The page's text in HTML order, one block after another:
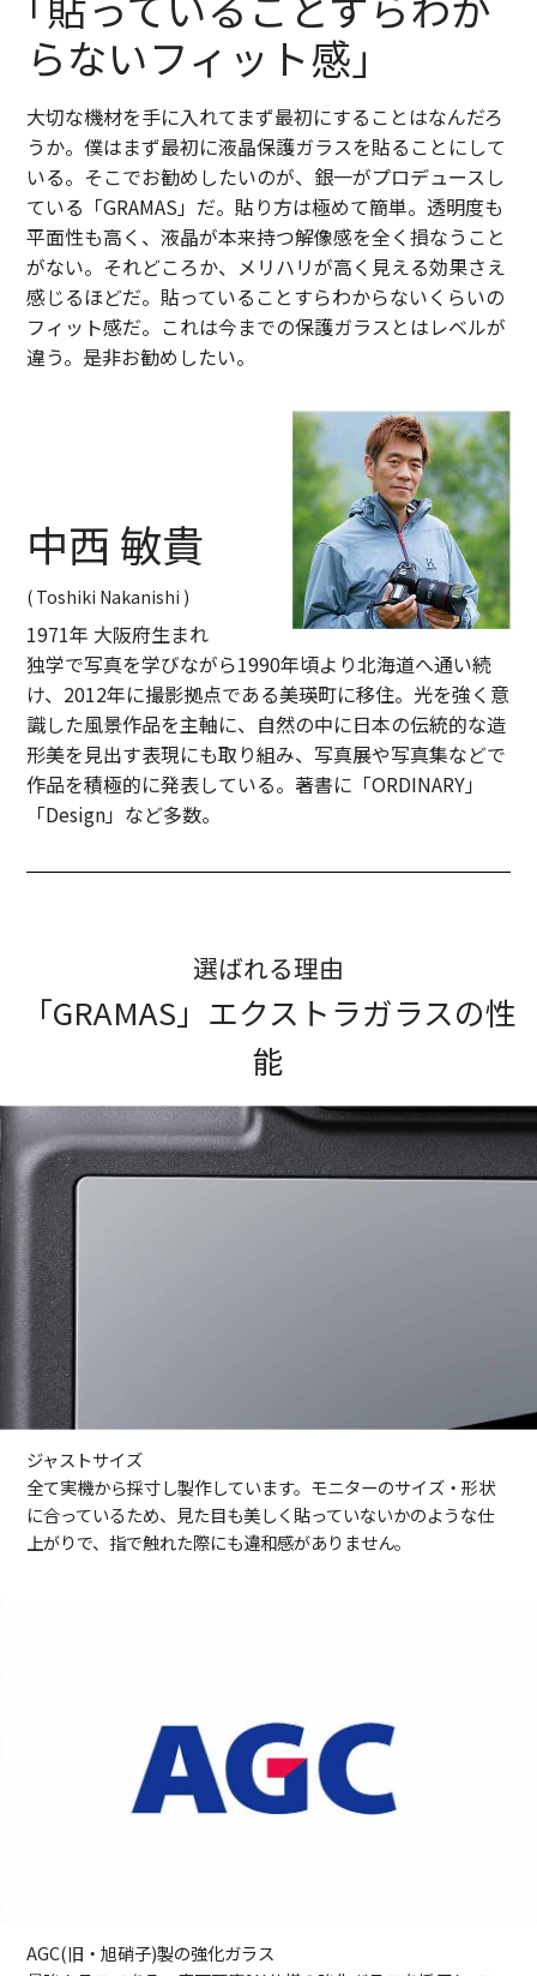
らないフィット感｣
大切な機材を手に入れてまず最初にすることはなんだろ
うか。僕はまず最初に液晶保護ガラスを貼ることにして
いる。そこでお勧めしたいのが、銀一がプロデュースし
ている「GRAMAS」だ。貼り方は極めて簡単。透明度も
平面性も高く、液晶が本来持つ解像感を全く損なうこと
がない。それどころか、メリハリが高く見える効果さえ
感じるほどだ。貼っていることすらわからないくらいの
フィット感だ。これは今までの保護ガラスとはレベルが
違う。是非お勧めしたい。
中西 敏貴
( Toshiki Nakanishi )
1971年 大阪府生まれ
独学で写真を学びながら1990年頃より北海道へ通い続
け、2012年に撮影拠点である美瑛町に移住。光を強く意
識した風景作品を主軸に、自然の中に日本の伝統的な造
形美を見出す表現にも取り組み、写真展や写真集などで
作品を積極的に発表している。著書に「ORDINARY」
「Design」など多数。
選ばれる理由
「GRAMAS」エクストラガラスの性
能
ジャストサイズ
全て実機から採寸し製作しています。モニターのサイズ・形状
に合っているため、見た目も美しく貼っていないかのような仕
上がりで、指で触れた際にも違和感がありません。
AGC(旧・旭硝子)製の強化ガラス